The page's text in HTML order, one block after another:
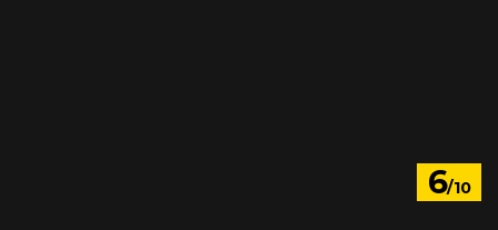
6/10